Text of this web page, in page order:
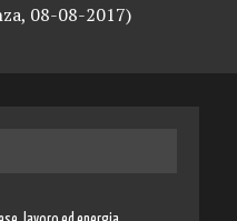
08-08-2017)